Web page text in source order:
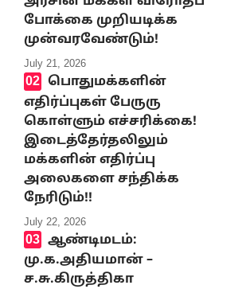
போக்கை முறியடிக்க
முன்வரவேண்டும்!
July 21, 2026
பொதுமக்களின்
எதிர்ப்புகள் பேருரு
கொள்ளும் எச்சரிக்கை!
இடைத்தேர்தலிலும்
மக்களின் எதிர்ப்பு
அலைகளை சந்திக்க
நேரிடும்!!
July 22, 2026
ஆண்டிமடம்:
மு.க.அதியமான் –
ச.சு.கிருத்திகா